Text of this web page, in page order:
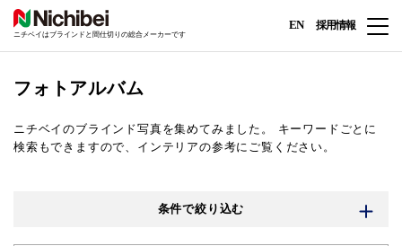
ニチベイはブラインドと間仕切りの総合メーカーです
EN 採用情報
フォトアルバム
ニチベイのブラインド写真を集めてみました。
キーワードごとに
検索もできますので、インテリアの参考にご覧ください。
条件で絞り込む